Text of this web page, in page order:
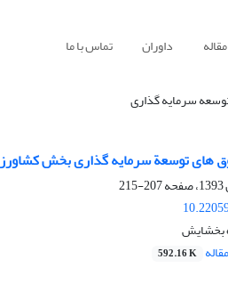
داوران تماس با ما
سرمایه گذاری
های توسعة سرمایه گذاری بخش
207-215
بخشایش
592.16 K